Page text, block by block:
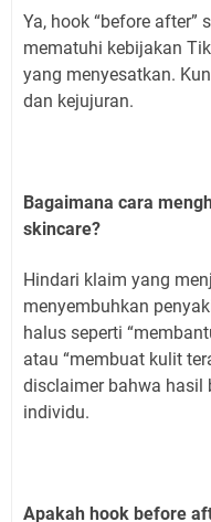
Ya, hook “before after”
mematuhi kebijakan
yang menyesatkan.
dan kejujuran.
Bagaimana cara
skincare?
Hindari klaim yang
menyembuhkan
halus seperti
atau “membuat kulit
disclaimer bahwa hasil
individu.
Apakah hook before